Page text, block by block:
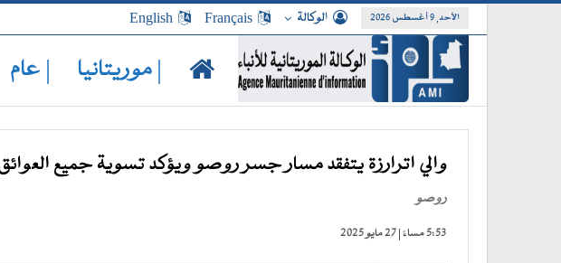
الأحد, 9 أغسطس 2026 الوكالة Français
English
| موريتانيا | عام
والي اترارزة يتفقد مسار جسر روصو ويؤكد تسوية جميع العوائق
روصو
5:53 مساءً | 27 مايو 2025